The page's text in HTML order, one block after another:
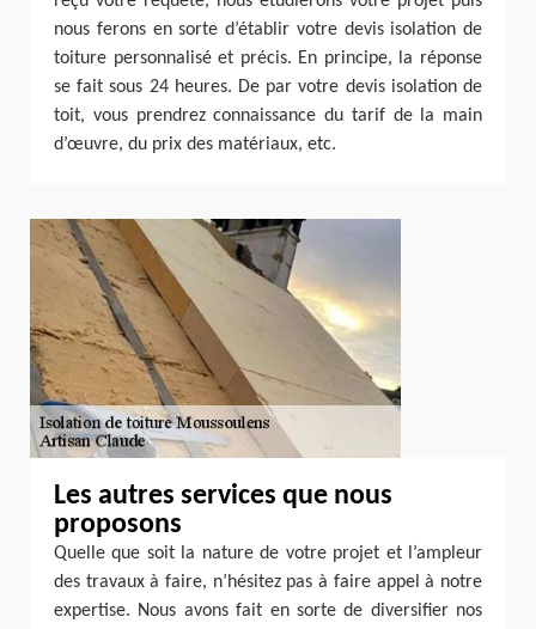
nous ferons en sorte d’établir votre devis isolation de
toiture personnalisé et précis. En principe, la réponse
se fait sous 24 heures. De par votre devis isolation de
toit, vous prendrez connaissance du tarif de la main
d’œuvre, du prix des matériaux, etc.
Les autres services que nous
proposons
Quelle que soit la nature de votre projet et l’ampleur
des travaux à faire, n’hésitez pas à faire appel à notre
expertise. Nous avons fait en sorte de diversifier nos